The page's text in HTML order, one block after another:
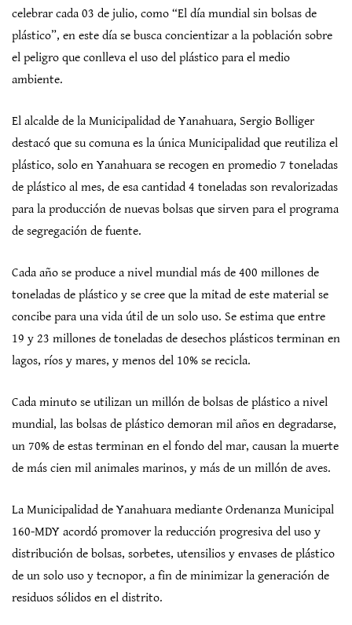
celebrar cada 03 de julio, como “El día mundial sin bolsas de
plástico”, en este día se busca concientizar a la población sobre
el peligro que conlleva el uso del plástico para el medio
ambiente.
El alcalde de la Municipalidad de Yanahuara, Sergio Bolliger
destacó que su comuna es la única Municipalidad que reutiliza el
plástico, solo en Yanahuara se recogen en promedio 7 toneladas
de plástico al mes, de esa cantidad 4 toneladas son revalorizadas
para la producción de nuevas bolsas que sirven para el programa
de segregación de fuente.
Cada año se produce a nivel mundial más de 400 millones de
toneladas de plástico y se cree que la mitad de este material se
concibe para una vida útil de un solo uso. Se estima que entre
19 y 23 millones de toneladas de desechos plásticos terminan en
lagos, ríos y mares, y menos del 10% se recicla.
Cada minuto se utilizan un millón de bolsas de plástico a nivel
mundial, las bolsas de plástico demoran mil años en degradarse,
un 70% de estas terminan en el fondo del mar, causan la muerte
de más cien mil animales marinos, y más de un millón de aves.
La Municipalidad de Yanahuara mediante Ordenanza Municipal
160-MDY acordó promover la reducción progresiva del uso y
distribución de bolsas, sorbetes, utensilios y envases de plástico
de un solo uso y tecnopor, a fin de minimizar la generación de
residuos sólidos en el distrito.